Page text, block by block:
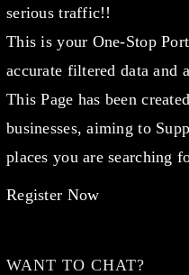
serious traffic!!
This is your One-Stop
accurate filtered data and
This Page has been
businesses, aiming to
places you are searching
Register Now
WANT TO CHAT?